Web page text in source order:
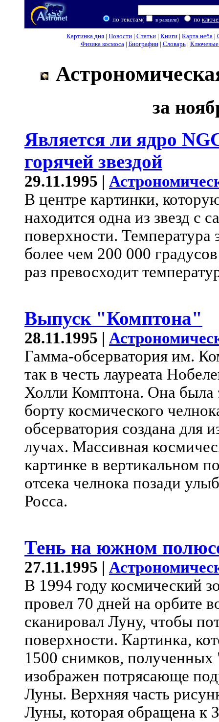
по текстам( в разделе) по
Картинка дня | Новости | Статьи | Книги | Карта неба |
Физика космоса| Биографии| Словарь| Ключевые
за
Является ли ядро
горячей звездой
29.11.1995 |
В центре картинки,
находится одна из звезд с
поверхности. Температура
более чем 200 000
раз превосходит
Выпуск "Комптона"
28.11.1995 |
Гамма-обсерватория им.
так в честь лауреата
Холли Комптона. Она была
борту космического
обсерватория создана для
лучах. Массивная
картинке в вертикальном
отсека челнока позади
Росса.
Тень на южном
27.11.1995 |
В 1994 году космический
провел 70 дней на орбите
сканировал Луну, чтобы
поверхности. Картинка,
1500 снимков,
изображен потрясающе
Луны. Верхняя часть
Луны, которая обращена к